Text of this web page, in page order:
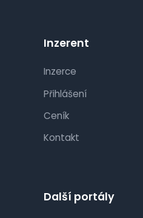
Inzerent
Inzerce
Přihlášení
Ceník
Kontakt
Další portály